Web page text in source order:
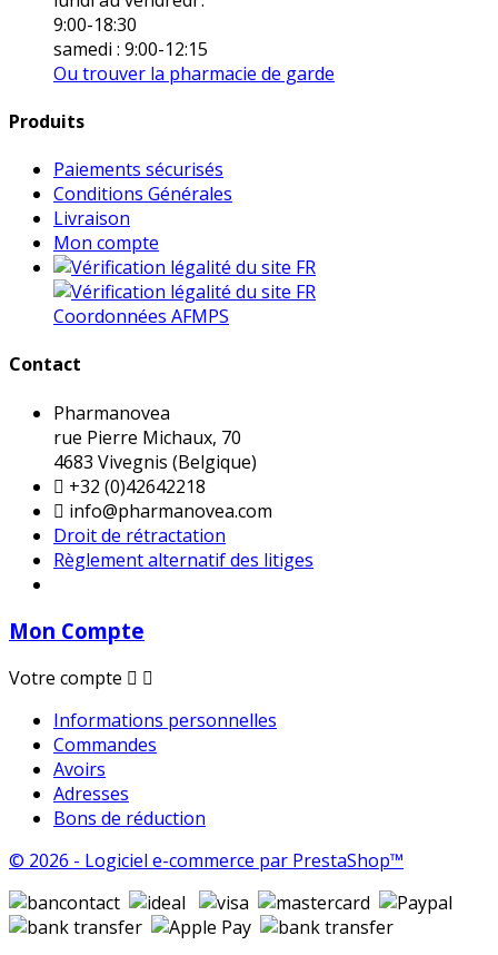
9:00-18:30
samedi : 9:00-12:15
Ou trouver la pharmacie de garde
Produits
Paiements sécurisés
Conditions Générales
Livraison
Mon compte
Coordonnées AFMPS
Contact
Pharmanovea
rue Pierre Michaux, 70
4683 Vivegnis (Belgique)
 +32 (0)42642218
 info@pharmanovea.com
Droit de rétractation
Règlement alternatif des litiges
Mon Compte
Votre compte  
Informations personnelles
Commandes
Avoirs
Adresses
Bons de réduction
© 2026 - Logiciel e-commerce par PrestaShop™